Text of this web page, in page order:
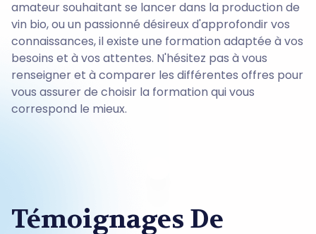
amateur souhaitant se lancer dans la production de
vin bio, ou un passionné désireux d'approfondir vos
connaissances, il existe une formation adaptée à vos
besoins et à vos attentes. N'hésitez pas à vous
renseigner et à comparer les différentes offres pour
vous assurer de choisir la formation qui vous
correspond le mieux.
Témoignages De